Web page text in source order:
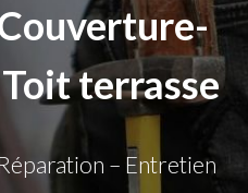
terrasse
– Entretien